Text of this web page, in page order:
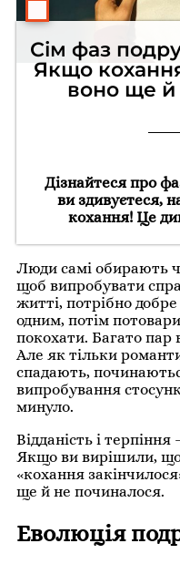
Сім фаз
Якщо
воно ще й
Дізнайтеся про
ви здивуєтеся,
кохання! Це
Люди самі обирають
щоб випробувати
житті, потрібно
одним, потім
покохати. Багато
Але як тільки
спадають,
випробування
минуло.
Відданість і терпіння
Якщо ви вирішили,
«кохання
ще й не починалося.
Еволюція